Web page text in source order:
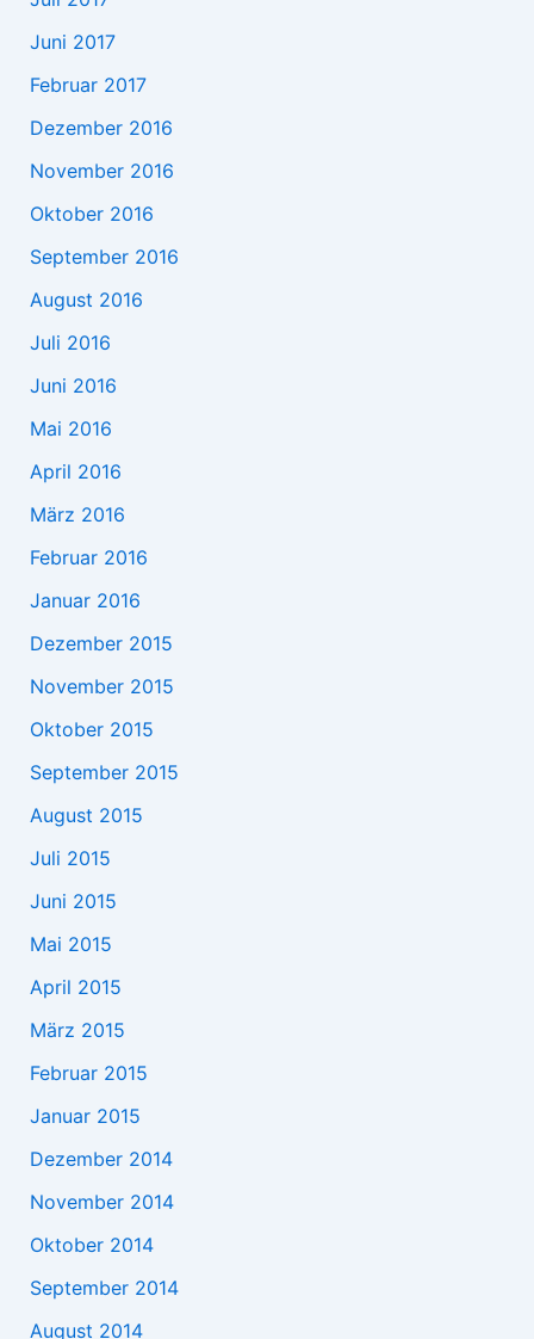
Juni 2017
Februar 2017
Dezember 2016
November 2016
Oktober 2016
September 2016
August 2016
Juli 2016
Juni 2016
Mai 2016
April 2016
März 2016
Februar 2016
Januar 2016
Dezember 2015
November 2015
Oktober 2015
September 2015
August 2015
Juli 2015
Juni 2015
Mai 2015
April 2015
März 2015
Februar 2015
Januar 2015
Dezember 2014
November 2014
Oktober 2014
September 2014
August 2014